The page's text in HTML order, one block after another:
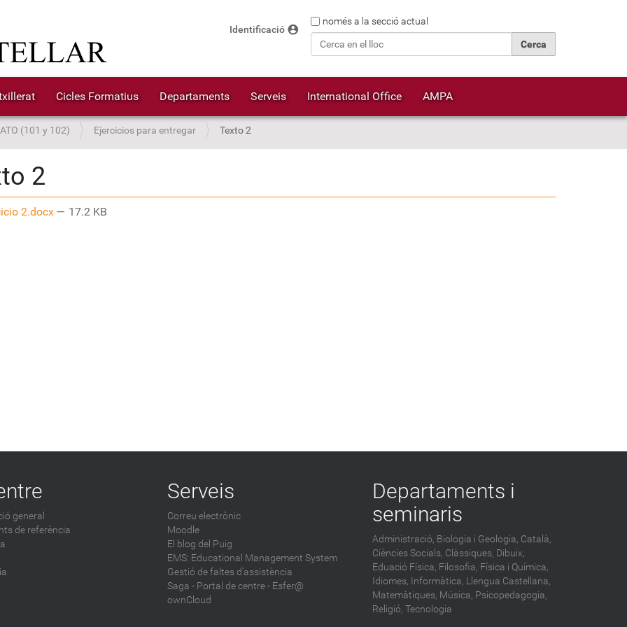
Cercanomés a la secció actual
Identificació account_circle
Cicles Formatius Departaments Serveis International Office AMPA
(101 y 102) Ejercicios para entregar Texto 2
2
2.docx — 17.2 KB
general
de referència
Serveis
Correu electrònic
Moodle
El blog del Puig
EMS: Educational Management System
Gestió de faltes d'assistència
Saga - Portal de centre - Esfer@
ownCloud
Departaments i
seminaris
Administració, Biologia i Geologia, Català,
Ciències Socials, Clàssiques, Dibuix,
Eduació Física, Filosofia, Física i Química,
Idiomes, Informàtica, Llengua Castellana,
Matemàtiques, Música, Psicopedagogia,
Religió, Tecnologia